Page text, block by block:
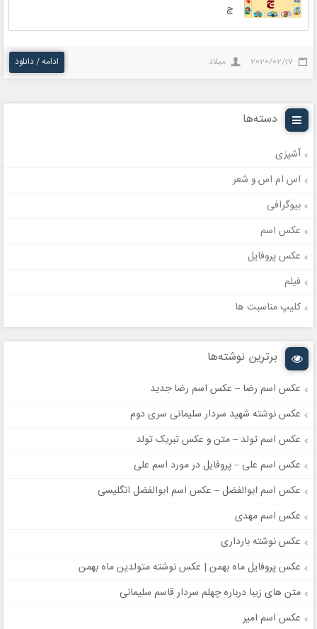
چ
2020/02/17 میلاد ادامه / دانلود
دسته‌ها
آشپزی
اس ام اس و شعر
بیوگرافی
عکس اسم
عکس پروفایل
فیلم
کلیپ مناسبت ها
برترین نوشته‌ها
عکس اسم رضا – عکس اسم رضا جدید
عکس نوشته شهید سردار سلیمانی سری دوم
عکس اسم تولد – متن و عکس تبریک تولد
عکس اسم علی – پروفایل در مورد اسم علی
عکس اسم ابوالفضل – عکس اسم ابوالفضل انگلیسی
عکس اسم مهدی
عکس نوشته بارداری
عکس پروفایل ماه بهمن | عکس نوشته متولدین ماه بهمن
متن های زیبا درباره چهلم سردار قاسم سلیمانی
عکس اسم امیر